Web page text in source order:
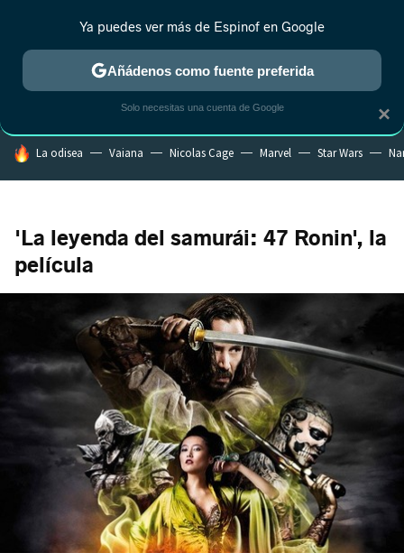
ESTRENOS REALITY ANIME RANKINGS CINE
HOY SE HABLA DE
La odisea Vaiana Nicolas Cage Marvel Star Wars
'La leyenda del samurái: 47 Ronin', la
película
×
Ya puedes ver más de Espinof en Google
Añádenos como fuente preferida
Solo necesitas una cuenta de Google